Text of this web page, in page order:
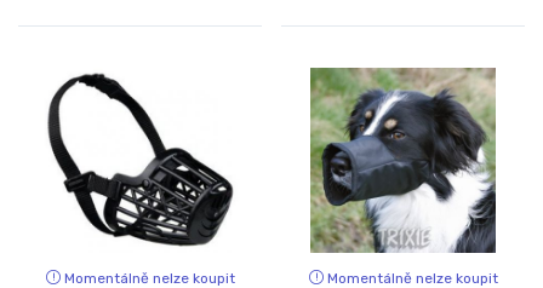
Momentálně nelze koupit Momentálně nelze koupit